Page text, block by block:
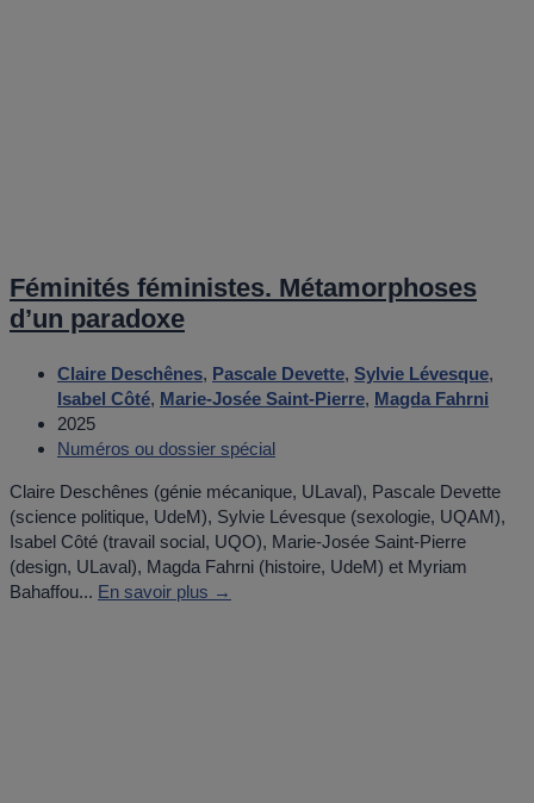
Féminités féministes. Métamorphoses
d’un paradoxe
Claire Deschênes, Pascale Devette, Sylvie Lévesque,
Isabel Côté, Marie-Josée Saint-Pierre, Magda Fahrni
2025
Numéros ou dossier spécial
Claire Deschênes (génie mécanique, ULaval), Pascale Devette
(science politique, UdeM), Sylvie Lévesque (sexologie, UQAM),
Isabel Côté (travail social, UQO), Marie-Josée Saint-Pierre
(design, ULaval), Magda Fahrni (histoire, UdeM) et Myriam
Bahaffou... En savoir plus →